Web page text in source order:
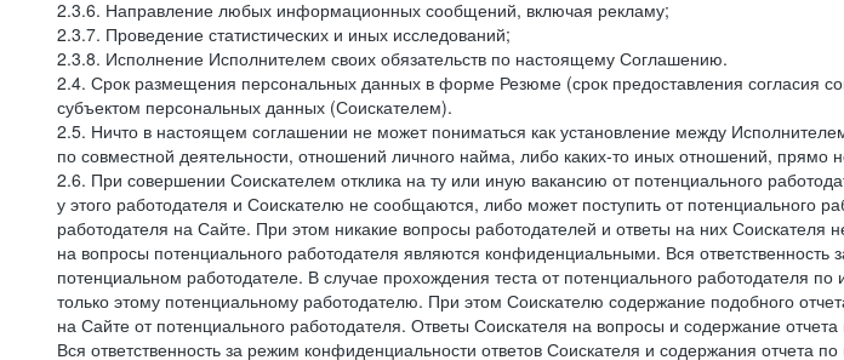
2.3.6. Направление любых информационных сообщений, включая рекламу;
2.3.7. Проведение статистических и иных исследований;
2.3.8. Исполнение Исполнителем своих обязательств по настоящему Соглашению.
2.4. Срок размещения персональных данных в форме Резюме (срок предоставления согласия
субъектом персональных данных (Соискателем).
2.5. Ничто в настоящем соглашении не может пониматься как установление между
по совместной деятельности, отношений личного найма, либо каких-то иных отношений,
2.6. При совершении Соискателем отклика на ту или иную вакансию от потенциального
у этого работодателя и Соискателю не сообщаются, либо может поступить от потенциального
работодателя на Сайте. При этом никакие вопросы работодателей и ответы на них
на вопросы потенциального работодателя являются конфиденциальными. Вся
потенциальном работодателе. В случае прохождения теста от потенциального работодателя
только этому потенциальному работодателю. При этом Соискателю содержание подобного
на Сайте от потенциального работодателя. Ответы Соискателя на вопросы и содержание
Вся ответственность за режим конфиденциальности ответов Соискателя и содержания отчета